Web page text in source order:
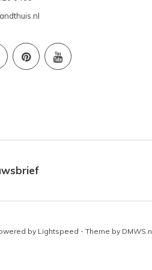
by Lightspeed - Theme by